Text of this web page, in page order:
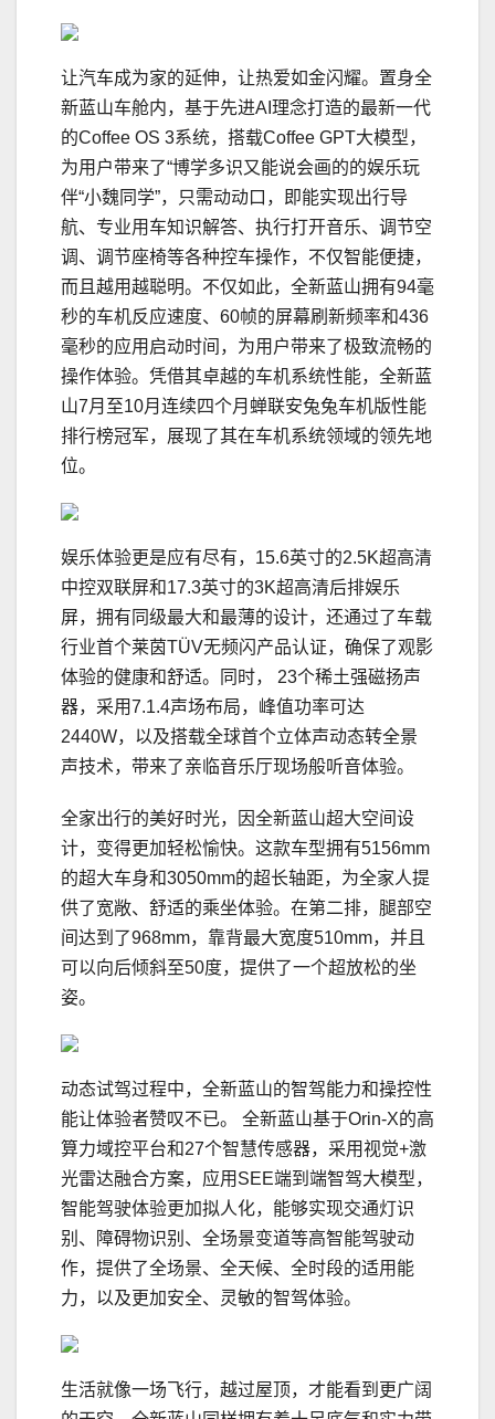
让汽车成为家的延伸，让热爱如金闪耀。置身全
新蓝山车舱内，基于先进AI理念打造的最新一代
的Coffee OS 3系统，搭载Coffee GPT大模型，
为用户带来了“博学多识又能说会画的的娱乐玩
伴“小魏同学”，只需动动口，即能实现出行导
航、专业用车知识解答、执行打开音乐、调节空
调、调节座椅等各种控车操作，不仅智能便捷，
而且越用越聪明。不仅如此，全新蓝山拥有94毫
秒的车机反应速度、60帧的屏幕刷新频率和436
毫秒的应用启动时间，为用户带来了极致流畅的
操作体验。凭借其卓越的车机系统性能，全新蓝
山7月至10月连续四个月蝉联安兔兔车机版性能
排行榜冠军，展现了其在车机系统领域的领先地
位。
娱乐体验更是应有尽有，15.6英寸的2.5K超高清
中控双联屏和17.3英寸的3K超高清后排娱乐
屏，拥有同级最大和最薄的设计，还通过了车载
行业首个莱茵TÜV无频闪产品认证，确保了观影
体验的健康和舒适。同时， 23个稀土强磁扬声
器，采用7.1.4声场布局，峰值功率可达
2440W，以及搭载全球首个立体声动态转全景
声技术，带来了亲临音乐厅现场般听音体验。
全家出行的美好时光，因全新蓝山超大空间设
计，变得更加轻松愉快。这款车型拥有5156mm
的超大车身和3050mm的超长轴距，为全家人提
供了宽敞、舒适的乘坐体验。在第二排，腿部空
间达到了968mm，靠背最大宽度510mm，并且
可以向后倾斜至50度，提供了一个超放松的坐
姿。
动态试驾过程中，全新蓝山的智驾能力和操控性
能让体验者赞叹不已。 全新蓝山基于Orin-X的高
算力域控平台和27个智慧传感器，采用视觉+激
光雷达融合方案，应用SEE端到端智驾大模型，
智能驾驶体验更加拟人化，能够实现交通灯识
别、障碍物识别、全场景变道等高智能驾驶动
作，提供了全场景、全天候、全时段的适用能
力，以及更加安全、灵敏的智驾体验。
生活就像一场飞行，越过屋顶，才能看到更广阔